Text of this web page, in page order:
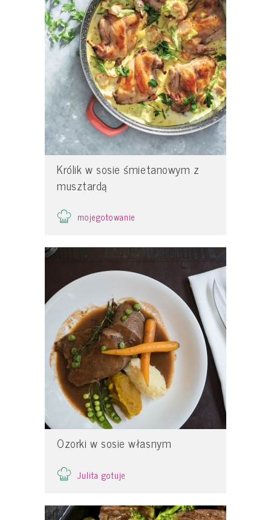
Królik w sosie śmietanowym z
musztardą
mojegotowanie
Ozorki w sosie własnym
Julita gotuje